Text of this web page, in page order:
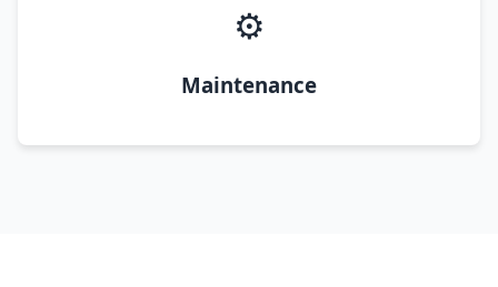
⚙️
Maintenance